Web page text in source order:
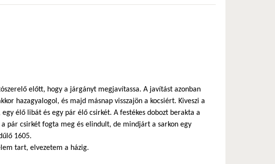
előtt, hogy a járgányt megjavítassa. A javítást azonban
hazagyalogol, és majd másnap visszajön a kocsiért. Kiveszi a
élő libát és egy pár élő csirkét. A festékes dobozt berakta a
pár csirkét fogta meg és elindult, de mindjárt a sarkon egy
1605.
tart, elvezetem a házig.